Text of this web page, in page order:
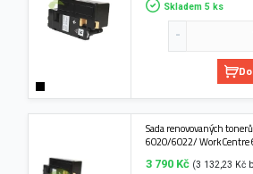
Skladem 5 ks
Sada renovovaných
6020/6022/ WorkCentre
3 790 Kč (3 132,23 Kč